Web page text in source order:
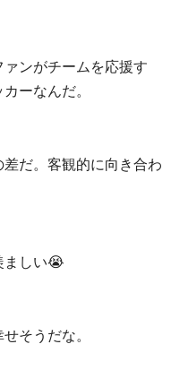
ンがチームを応援す
ーなんだ。
だ。客観的に向き合わ
ましい😭
そうだな。